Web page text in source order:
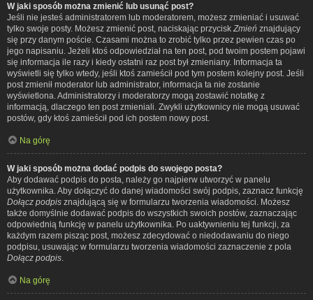
W jaki sposób można zmienić lub usunąć post?
Jeśli nie jesteś administratorem lub moderatorem, możesz zmieniać i usuwać
tylko swoje posty. Możesz zmienić post, naciskając przycisk Zmień znajdujący
się przy danym poście. Czasami można to zrobić tylko przez pewien czas po
jego napisaniu. Jeżeli ktoś odpowiedział na ten post, pod twoim postem pojawi
się informacja ile razy i kiedy ostatni raz post był zmieniany. Informacja ta
wyświetli się tylko wtedy, jeśli ktoś zamieścił pod tym postem kolejny post. Jeśli
post zmienił moderator lub administrator, informacja ta nie zostanie
wyświetlona. Administratorzy i moderatorzy mogą zostawić notatkę z
informacją, dlaczego ten post zmieniali. Zwykli użytkownicy nie mogą usuwać
postów, gdy ktoś zamieścił pod ich postem nowy post.
Na górę
W jaki sposób można dodać podpis do swojego posta?
Aby dodawać podpis do posta, należy go najpierw utworzyć w panelu
użytkownika. Aby dołączyć do danej wiadomości swój podpis, zaznacz funkcję
Dołącz podpis znajdującą się w formularzu tworzenia wiadomości. Możesz
także domyślnie dodawać podpis do wszystkich swoich postów, zaznaczając
odpowiednią funkcję w panelu użytkownika. Po uaktywnieniu tej funkcji, za
każdym razem pisząc post, możesz zdecydować o niedodawaniu do niego
podpisu, usuwając w formularzu tworzenia wiadomości zaznaczenie z pola
Dołącz podpis
Na górę